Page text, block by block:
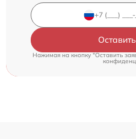
Нажимая на кнопку "Оставить